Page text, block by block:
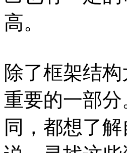
高。
除了框架结
重要的一部
同，都想了